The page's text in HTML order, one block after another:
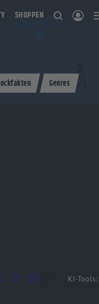
SHOPPEN
Genres
KI-Tools: